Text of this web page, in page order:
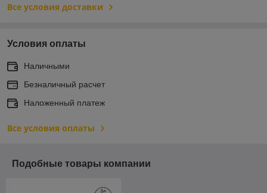
Все условия доставки
Условия оплаты
Наличными
Безналичный расчет
Наложенный платеж
Все условия оплаты
Подобные товары компании